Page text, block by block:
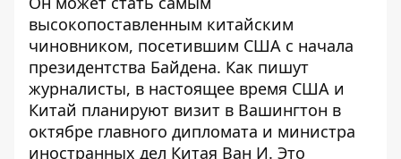
высокопоставленным китайским
чиновником, посетившим США с начала
президентства Байдена. Как пишут
журналисты, в настоящее время США и
Китай планируют визит в Вашингтон в
октябре главного дипломата и министра
иностранных дел Китая Ван И. Это